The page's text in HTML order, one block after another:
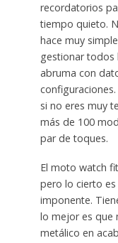
recordatorios
tiempo quieto.
hace muy
gestionar todos
abruma con
si no eres muy
más de 100
par de toques.
El moto watch
pero lo cierto
imponente.
lo mejor es que
metálico en